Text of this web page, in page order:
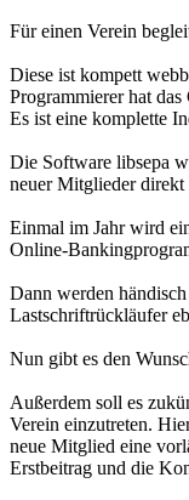
Für einen Verein
Diese ist kompett
Programmierer hat
Es ist eine komplette
Die Software libsepa
neuer Mitglieder direkt
Einmal im Jahr wird
Online-
Dann werden
Lastschriftrückläufer
Nun gibt es den
Außerdem soll es
Verein einzutreten.
neue Mitglied eine
Erstbeitrag und die